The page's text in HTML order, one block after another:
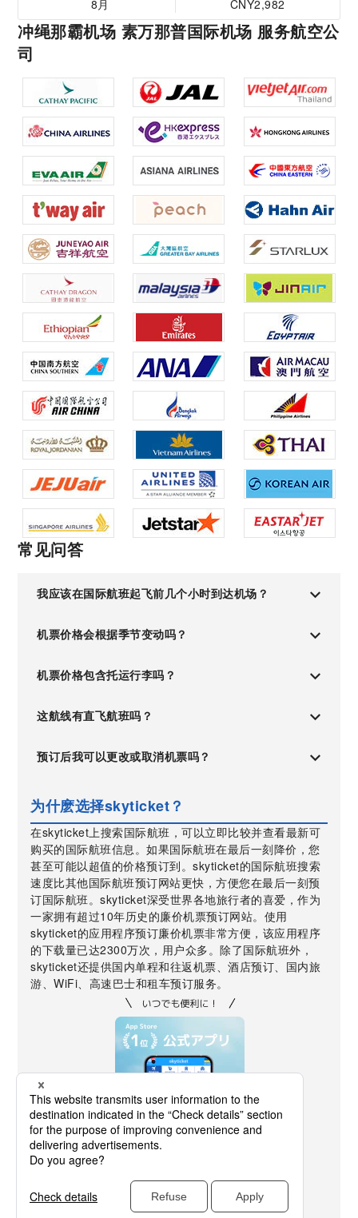
8月
CNY2,982
冲绳那霸机场 素万那普国际机场 服务航空公
司
常见问答
我应该在国际航班起飞前几个小时到达机场？
机票价格会根据季节变动吗？
机票价格包含托运行李吗？
这航线有直飞航班吗？
预订后我可以更改或取消机票吗？
为什麽选择skyticket？
在skyticket上搜索国际航班，可以立即比较并查看最新可
购买的国际航班信息。如果国际航班在最后一刻降价，您
甚至可能以超值的价格预订到。skyticket的国际航班搜索
速度比其他国际航班预订网站更快，方便您在最后一刻预
订国际航班。skyticket深受世界各地旅行者的喜爱，作为
一家拥有超过10年历史的廉价机票预订网站。使用
skyticket的应用程序预订廉价机票非常方便，该应用程序
的下载量已达2300万次，用户众多。除了国际航班外，
skyticket还提供国内单程和往返机票、酒店预订、国内旅
游、WiFi、高速巴士和租车预订服务。